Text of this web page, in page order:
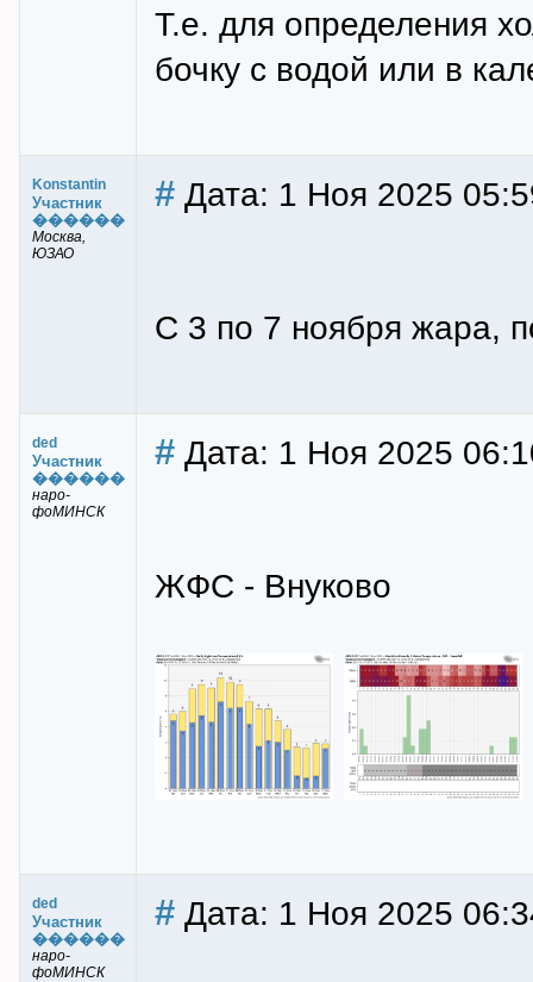
Т.е. для определения
бочку с водой или в
Konstantin
Участник
������
Москва,
ЮЗАО
# Дата: 1 Ноя 2025
С 3 по 7 ноября жара,
ded
Участник
������
наро-
фоМИНСК
# Дата: 1 Ноя 2025
ЖФС - Внуково
ded
Участник
������
наро-
фоМИНСК
# Дата: 1 Ноя 2025